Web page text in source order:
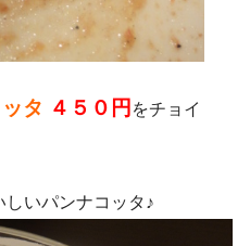
タ ４５０円 をチョイ
いパンナコッタ♪